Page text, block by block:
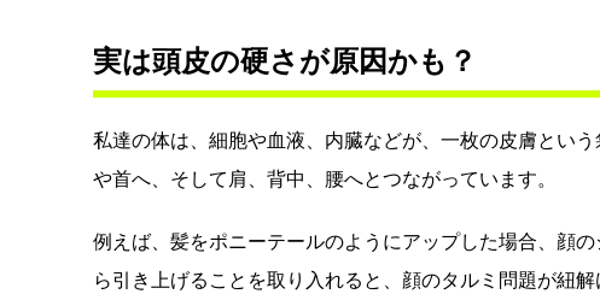
実は頭皮の硬さが原因かも？
私達の体は、細胞や血液、内臓などが、一枚の皮膚とい
や首へ、そして肩、背中、腰へとつながっています。
例えば、髪をポニーテールのようにアップした場合、顔
ら引き上げることを取り入れると、顔のタルミ問題が紐解